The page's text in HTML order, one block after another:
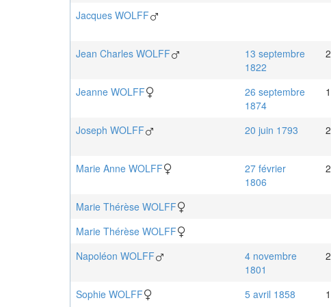
Jacques WOLFF
Jean Charles WOLFF
13 septembre
1822
Jeanne WOLFF
26 septembre
1874
Joseph WOLFF 20 juin 1793
Marie Anne WOLFF
27 février
1806
Marie Thérèse WOLFF
Marie Thérèse WOLFF
Napoléon WOLFF
4 novembre
1801
Sophie WOLFF 5 avril 1858